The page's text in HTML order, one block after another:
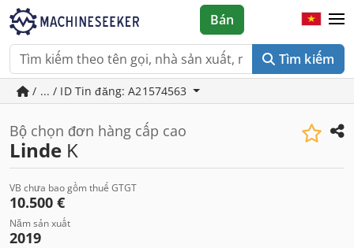
Tìm kiếm
Bán
/ ... / ID Tin đăng: A21574563
Bộ chọn đơn hàng cấp cao
Linde K
VB chưa bao gồm thuế GTGT
10.500 €
Năm sản xuất
2019